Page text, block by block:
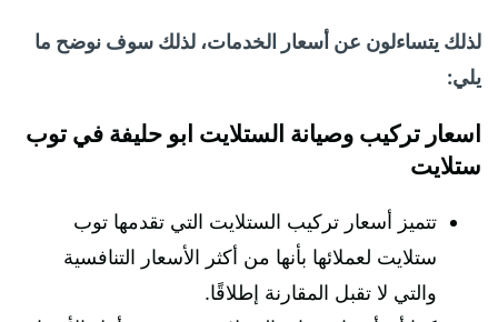
لذلك يتساءلون عن أسعار الخدمات، لذلك سوف نوضح ما
يلي:
اسعار تركيب وصيانة الستلايت ابو حليفة في توب
ستلايت
تتميز أسعار تركيب الستلايت التي تقدمها توب
ستلايت لعملائها بأنها من أكثر الأسعار التنافسية
والتي لا تقبل المقارنة إطلاقًا.